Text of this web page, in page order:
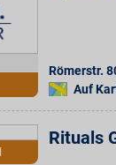
Römerstr.
Auf
Rituals